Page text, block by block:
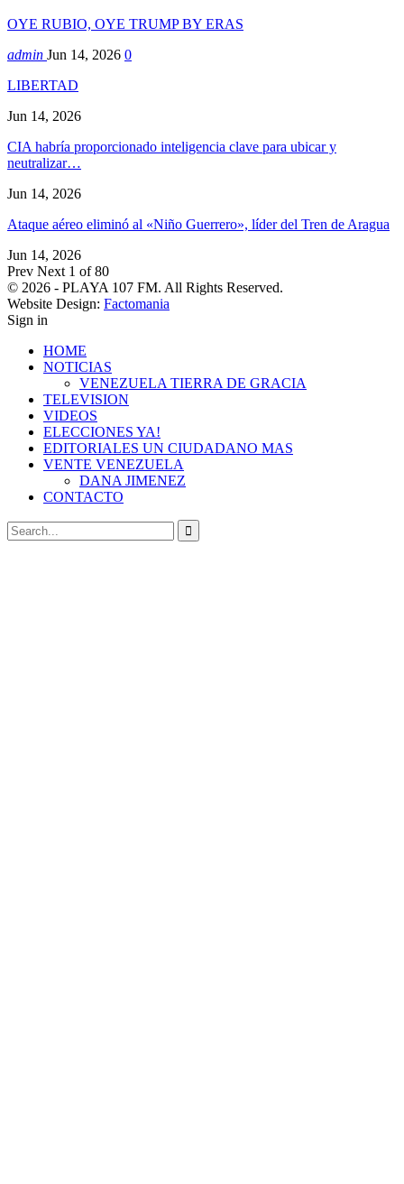
OYE RUBIO, OYE TRUMP BY ERAS
admin Jun 14, 2026 0
LIBERTAD
Jun 14, 2026
CIA habría proporcionado inteligencia clave para ubicar y
neutralizar…
Jun 14, 2026
Ataque aéreo eliminó al «Niño Guerrero», líder del Tren de Aragua
Jun 14, 2026
Prev Next 1 of 80
© 2026 - PLAYA 107 FM. All Rights Reserved.
Website Design: Factomania
Sign in
HOME
NOTICIAS
VENEZUELA TIERRA DE GRACIA
TELEVISION
VIDEOS
ELECCIONES YA!
EDITORIALES UN CIUDADANO MAS
VENTE VENEZUELA
DANA JIMENEZ
CONTACTO